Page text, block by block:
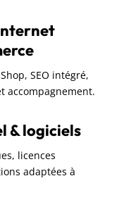
SEO intégré,
accompagnement.
& logiciels
licences
adaptées à